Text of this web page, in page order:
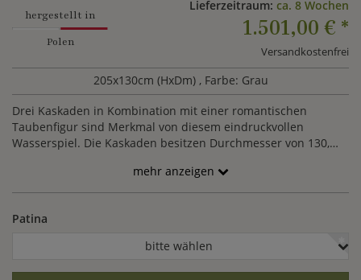
hergestellt in
Polen
Lieferzeitraum: ca. 8 Wochen
1.501,00 € *
Versandkostenfrei
205x130cm (HxDm) , Farbe: Grau
Drei Kaskaden in Kombination mit einer romantischen
Taubenfigur sind Merkmal von diesem eindruckvollen
Wasserspiel. Die Kaskaden besitzen Durchmesser von 130,
verschiedenen Farben aus Steinguss gefertigt und ist
witterungsbeständig. Der Springbrunnen wird zusammen mit
mehr anzeigen
Patina
bitte wählen